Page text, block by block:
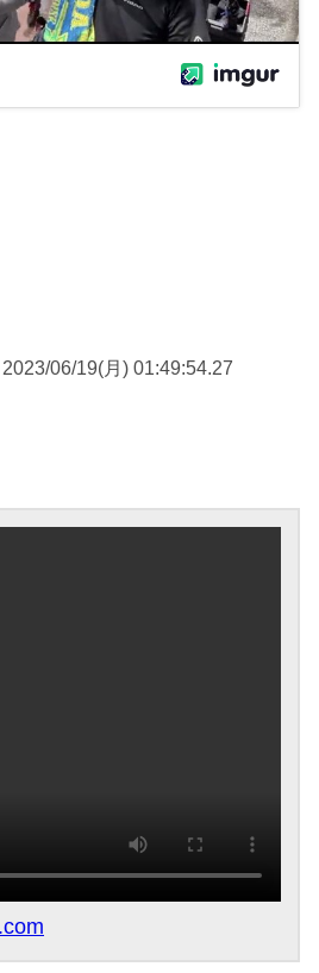
2023/06/19(月) 01:49:54.27